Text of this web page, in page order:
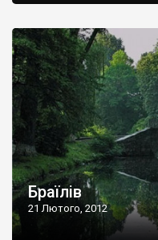
Браїлів
21 Лютого, 2012